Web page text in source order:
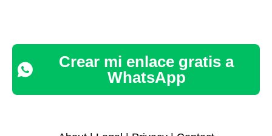
Crear mi enlace gratis a
WhatsApp